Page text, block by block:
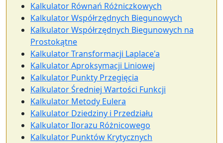
Kalkulator Równań Różniczkowych
Kalkulator Współrzędnych Biegunowych
Kalkulator Współrzędnych Biegunowych na
Prostokątne
Kalkulator Transformacji Laplace'a
Kalkulator Aproksymacji Liniowej
Kalkulator Punkty Przegięcia
Kalkulator Średniej Wartości Funkcji
Kalkulator Metody Eulera
Kalkulator Dziedziny i Przedziału
Kalkulator Ilorazu Różnicowego
Kalkulator Punktów Krytycznych